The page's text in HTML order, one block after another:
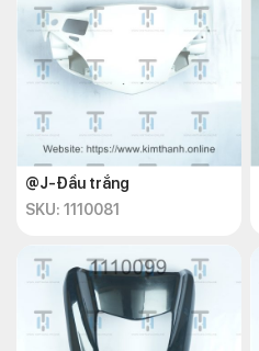
@J-Đầu trắng
SKU: 1110081